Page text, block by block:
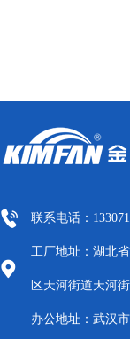
联系电话：
工厂地址：湖北
区天河街道天河
办公地址：武汉